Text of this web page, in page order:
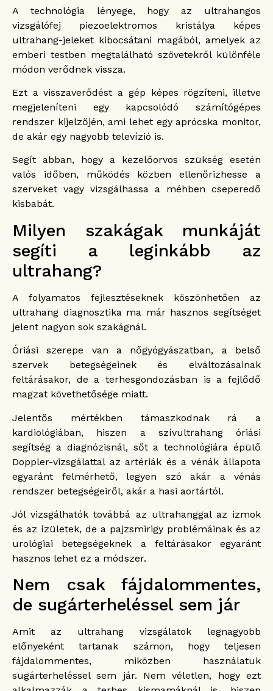
A technológia lényege, hogy az ultrahangos
vizsgálófej piezoelektromos kristálya képes
ultrahang-jeleket kibocsátani magából, amelyek az
emberi testben megtalálható szövetekről különféle
módon verődnek vissza.
Ezt a visszaverődést a gép képes rögzíteni, illetve
megjeleníteni egy kapcsolódó számítógépes
rendszer kijelzőjén, ami lehet egy aprócska monitor,
de akár egy nagyobb televízió is.
Segít abban, hogy a kezelőorvos szükség esetén
valós időben, működés közben ellenőrizhesse a
szerveket vagy vizsgálhassa a méhben cseperedő
kisbabát.
Milyen szakágak munkáját
segíti a leginkább az
ultrahang?
A folyamatos fejlesztéseknek köszönhetően az
ultrahang diagnosztika ma már hasznos segítséget
jelent nagyon sok szakágnál.
Óriási szerepe van a nőgyógyászatban, a belső
szervek betegségeinek és elváltozásainak
feltárásakor, de a terhesgondozásban is a fejlődő
magzat követhetősége miatt.
Jelentős mértékben támaszkodnak rá a
kardiológiában, hiszen a szívultrahang óriási
segítség a diagnózisnál, sőt a technológiára épülő
Doppler-vizsgálattal az artériák és a vénák állapota
egyaránt felmérhető, legyen szó akár a vénás
rendszer betegségeiről, akár a hasi aortártól.
Jól vizsgálhatók továbbá az ultrahanggal az izmok
és az ízületek, de a pajzsmirigy problémáinak és az
urológiai betegségeknek a feltárásakor egyaránt
hasznos lehet ez a módszer.
Nem csak fájdalommentes,
de sugárterheléssel sem jár
Amit az ultrahang vizsgálatok legnagyobb
előnyeként tartanak számon, hogy teljesen
fájdalommentes, miközben használatuk
sugárterheléssel sem jár. Nem véletlen, hogy ezt